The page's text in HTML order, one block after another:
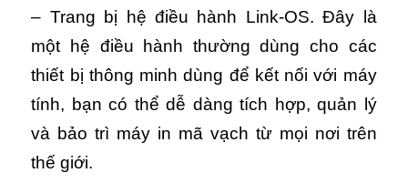
– Trang bị hệ điều hành Link-OS. Đây là
một hệ điều hành thường dùng cho các
thiết bị thông minh dùng để kết nối với máy
tính, bạn có thể dễ dàng tích hợp, quản lý
và bảo trì máy in mã vạch từ mọi nơi trên
thế giới.